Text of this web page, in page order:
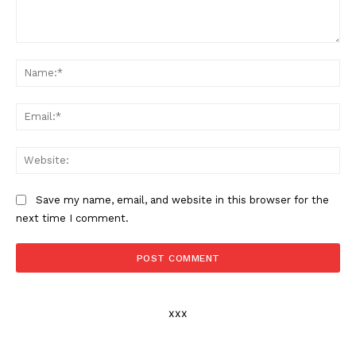
Save my name, email, and website in this browser for the
next time I comment.
xxx